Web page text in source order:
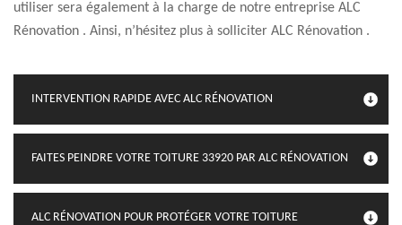
utiliser sera également à la charge de notre entreprise ALC
Rénovation . Ainsi, n’hésitez plus à solliciter ALC Rénovation .
INTERVENTION RAPIDE AVEC ALC RÉNOVATION
FAITES PEINDRE VOTRE TOITURE 33920 PAR ALC RÉNOVATION
ALC RÉNOVATION POUR PROTÉGER VOTRE TOITURE